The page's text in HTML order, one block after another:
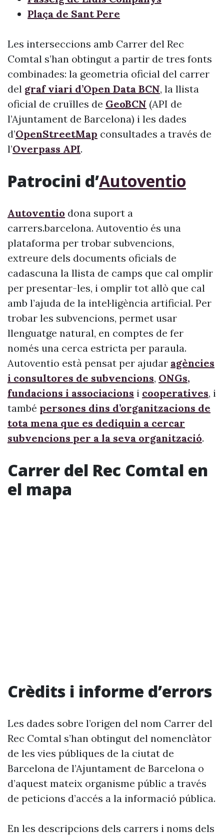
Plaça de Sant Pere
Les interseccions amb Carrer del Rec
Comtal s’han obtingut a partir de tres fonts
combinades: la geometria oficial del carrer
del graf viari d’Open Data BCN, la llista
oficial de cruïlles de GeoBCN (API de
l’Ajuntament de Barcelona) i les dades
d’OpenStreetMap consultades a través de
l’Overpass API.
Patrocini d’Autoventio
Autoventio dona suport a
carrers.barcelona. Autoventio és una
plataforma per trobar subvencions,
extreure dels documents oficials de
cadascuna la llista de camps que cal omplir
per presentar-les, i omplir tot allò que cal
amb l’ajuda de la intel·ligència artificial. Per
trobar les subvencions, permet usar
llenguatge natural, en comptes de fer
només una cerca estricta per paraula.
Autoventio està pensat per ajudar agències
i consultores de subvencions, ONGs,
fundacions i associacions i cooperatives, i
també persones dins d’organitzacions de
tota mena que es dediquin a cercar
subvencions per a la seva organització.
Carrer del Rec Comtal en
el mapa
Crèdits i informe d’errors
Les dades sobre l’origen del nom Carrer del
Rec Comtal s’han obtingut del nomenclàtor
de les vies públiques de la ciutat de
Barcelona de l’Ajuntament de Barcelona o
d’aquest mateix organisme públic a través
de peticions d’accés a la informació pública.
En les descripcions dels carrers i noms dels